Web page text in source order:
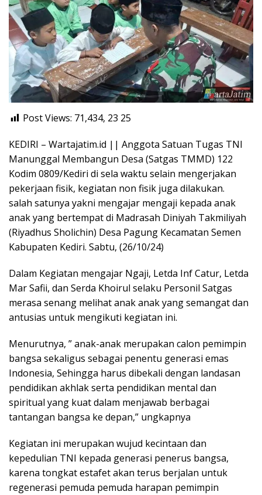
Post Views: 71,434, 23 25
KEDIRI – Wartajatim.id || Anggota Satuan Tugas TNI
Manunggal Membangun Desa (Satgas TMMD) 122
Kodim 0809/Kediri di sela waktu selain mengerjakan
pekerjaan fisik, kegiatan non fisik juga dilakukan.
salah satunya yakni mengajar mengaji kepada anak
anak yang bertempat di Madrasah Diniyah Takmiliyah
(Riyadhus Sholichin) Desa Pagung Kecamatan Semen
Kabupaten Kediri. Sabtu, (26/10/24)
Dalam Kegiatan mengajar Ngaji, Letda Inf Catur, Letda
Mar Safii, dan Serda Khoirul selaku Personil Satgas
merasa senang melihat anak anak yang semangat dan
antusias untuk mengikuti kegiatan ini.
Menurutnya, ” anak-anak merupakan calon pemimpin
bangsa sekaligus sebagai penentu generasi emas
Indonesia, Sehingga harus dibekali dengan landasan
pendidikan akhlak serta pendidikan mental dan
spiritual yang kuat dalam menjawab berbagai
tantangan bangsa ke depan,” ungkapnya
Kegiatan ini merupakan wujud kecintaan dan
kepedulian TNI kepada generasi penerus bangsa,
karena tongkat estafet akan terus berjalan untuk
regenerasi pemuda pemuda harapan pemimpin